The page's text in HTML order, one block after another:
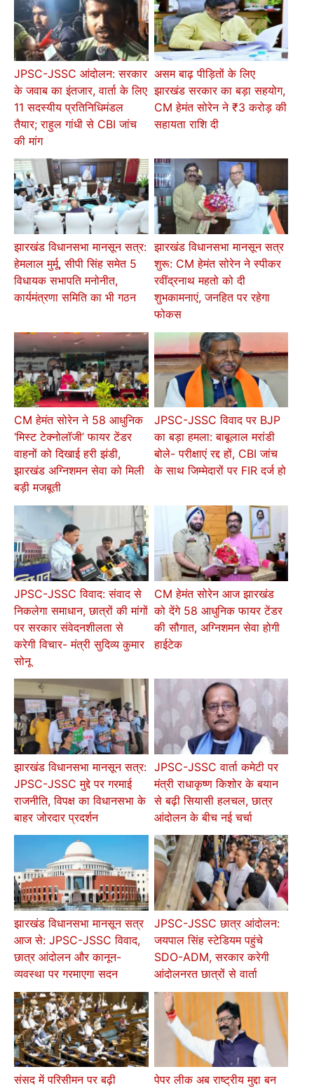
JPSC-JSSC आंदोलन: सरकार
के जवाब का इंतजार, वार्ता के लिए
11 सदस्यीय प्रतिनिधिमंडल
तैयार; राहुल गांधी से CBI जांच
की मांग
असम बाढ़ पीड़ितों के लिए
झारखंड सरकार का बड़ा सहयोग,
CM हेमंत सोरेन ने ₹3 करोड़ की
सहायता राशि दी
झारखंड विधानसभा मानसून सत्र:
हेमलाल मुर्मू, सीपी सिंह समेत 5
विधायक सभापति मनोनीत,
कार्यमंत्रणा समिति का भी गठन
झारखंड विधानसभा मानसून सत्र
शुरू: CM हेमंत सोरेन ने स्पीकर
रवींद्रनाथ महतो को दी
शुभकामनाएं, जनहित पर रहेगा
फोकस
CM हेमंत सोरेन ने 58 आधुनिक
‘मिस्ट टेक्नोलॉजी’ फायर टेंडर
वाहनों को दिखाई हरी झंडी,
झारखंड अग्निशमन सेवा को मिली
बड़ी मजबूती
JPSC-JSSC विवाद पर BJP
का बड़ा हमला: बाबूलाल मरांडी
बोले- परीक्षाएं रद्द हों, CBI जांच
के साथ जिम्मेदारों पर FIR दर्ज हो
JPSC-JSSC विवाद: संवाद से
निकलेगा समाधान, छात्रों की मांगों
पर सरकार संवेदनशीलता से
करेगी विचार- मंत्री सुदिव्य कुमार
सोनू
CM हेमंत सोरेन आज झारखंड
को देंगे 58 आधुनिक फायर टेंडर
की सौगात, अग्निशमन सेवा होगी
हाईटेक
झारखंड विधानसभा मानसून सत्र:
JPSC-JSSC मुद्दे पर गरमाई
राजनीति, विपक्ष का विधानसभा के
बाहर जोरदार प्रदर्शन
JPSC-JSSC वार्ता कमेटी पर
मंत्री राधाकृष्ण किशोर के बयान
से बढ़ी सियासी हलचल, छात्र
आंदोलन के बीच नई चर्चा
झारखंड विधानसभा मानसून सत्र
आज से: JPSC-JSSC विवाद,
छात्र आंदोलन और कानून-
व्यवस्था पर गरमाएगा सदन
JPSC-JSSC छात्र आंदोलन:
जयपाल सिंह स्टेडियम पहुंचे
SDO-ADM, सरकार करेगी
आंदोलनरत छात्रों से वार्ता
संसद में परिसीमन पर बढ़ी
पेपर लीक अब राष्ट्रीय मुद्दा बन